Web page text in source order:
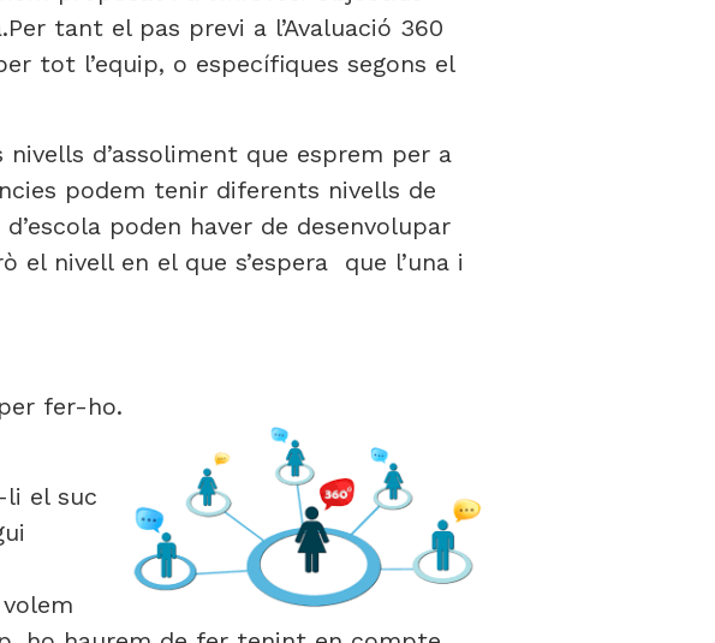
tant el pas previ a l’Avaluació 360
tot l’equip, o específiques segons el
d’assoliment que esprem per a
podem tenir diferents nivells de
poden haver de desenvolupar
nivell en el que s’espera que l’una i
fer-ho.
li el suc